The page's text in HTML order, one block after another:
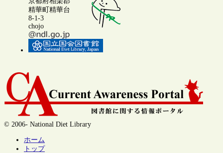
精華町精華台
8-1-3
chojo
© 2006- National Diet Library
ホーム
トップ